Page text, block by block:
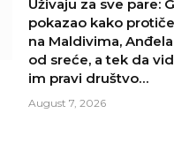
Uživaju za sve pare:
pokazao kako
na Maldivima,
od sreće, a tek da
im pravi društvo…
August 7, 2026